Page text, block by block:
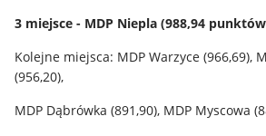
3 miejsce - MDP Niepla (988,94
Kolejne miejsca: MDP Warzyce (966,69),
(956,20),
MDP Dąbrówka (891,90), MDP Myscowa